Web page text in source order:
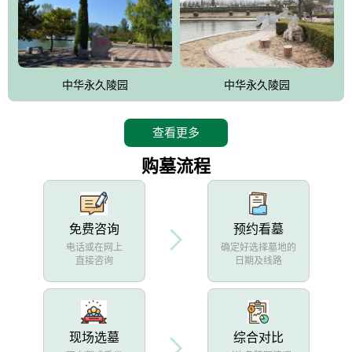
中华永久陵园 中华永久陵园
查看更多
购墓流程
免费咨询
电话或在网上
直接咨询
预约看墓
确定好选择墓地的
日期及线路
现场选墓 综合对比